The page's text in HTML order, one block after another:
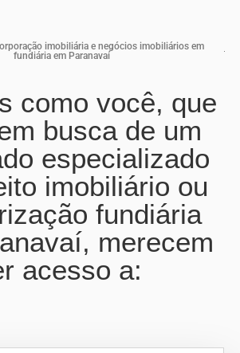
imobiliária e negócios imobiliários em
fundiária em Paranavaí
como você, que
busca de um
especializado
imobiliário ou
fundiária
merecem
acesso a: